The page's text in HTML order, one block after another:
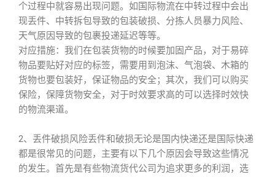
个过程中就容易出现问题。如国际物流在中转过程中会出
现丢件、中转拆包导致的包装破损、分拣人员暴力风险、
天气原因导致的包裹投递延迟等等。
对应措施：我们在包装货物的时候要加固产品，对于易碎
物品要贴好对应的标签，需要用到泡沫、气泡袋、木箱的
货物也要包装好，保证物品的安全；其次，我们可以购买
保险，保障货物安全，对于时效要求高的可以选择时效快
的物流渠道。
2、丢件破损风险丢件和破损无论是国内快递还是国际快递
都是很常见的问题，主要有以下几个原因会导致这些情况
的发生。首先是有些物流货代公司为追求更多的利润，选